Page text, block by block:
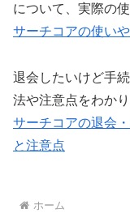
について、実際の
サーチコアの使い
退会したいけど手
法や注意点をわか
サーチコアの退会
と注意点
ホーム